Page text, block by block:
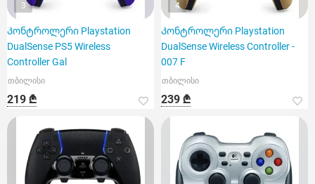
3
Კონტროლერი Playstation
DualSense PS5 Wireless
Controller Gal
თბილისი
219 ₾
4
Კონტროლერი Playstation
DualSense Wireless Controller -
007 F
თბილისი
239 ₾